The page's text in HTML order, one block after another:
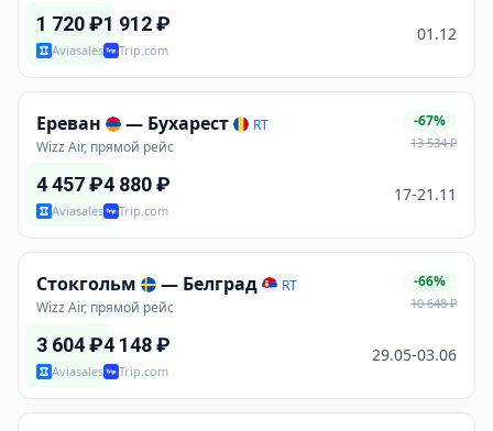
1 720₽
Aviasales
1 912₽
Trip.com
01.12
Ереван — Бухарест
RT
Wizz Air, прямой рейс
-67%
13 534₽
4 457₽
Aviasales
4 880₽
Trip.com
17-21.11
Стокгольм — Белград
RT
Wizz Air, прямой рейс
-66%
10 648₽
3 604₽
Aviasales
4 148₽
Trip.com
29.05-03.06